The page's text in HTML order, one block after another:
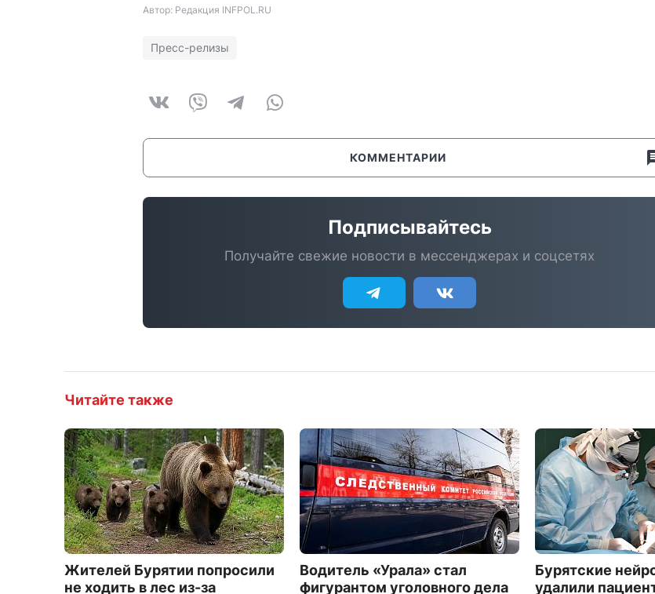
Автор: Редакция INFPOL.RU
Пресс-релизы
КОММЕНТАРИИ
Подписывайтесь
Получайте свежие новости в мессенджерах и соцсетях
Читайте также
Жителей Бурятии попросили
не ходить в лес из-за
Водитель «Урала» стал
фигурантом уголовного дела
Бурятские
удалили